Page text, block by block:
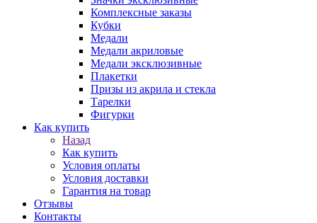
Комплексные заказы
Кубки
Медали
Медали акриловые
Медали эксклюзивные
Плакетки
Призы из акрила и стекла
Тарелки
Фигурки
Как купить
Назад
Как купить
Условия оплаты
Условия доставки
Гарантия на товар
Отзывы
Контакты